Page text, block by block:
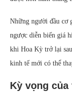
Những người đầu cơ
ngược diễn biến giá
khi Hoa Kỳ trở lại
kinh tế mới có thể
Kỳ vọng